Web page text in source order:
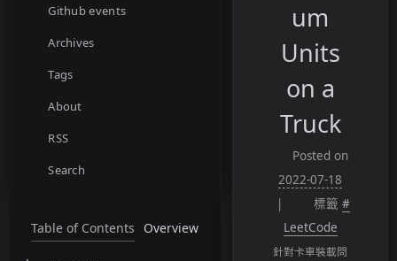
Github events
Archives
Tags
About
RSS
Search
Table of Contents Overview
um
Units
on a
Truck
Posted on
2022-07-18
標籤 #
LeetCode
針對卡車裝載問